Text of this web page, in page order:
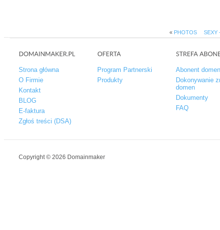
« PHOTOS SEXY
Strona główna
O Firmie
Kontakt
BLOG
E-faktura
Zgłoś treści (DSA)
Program Partnerski
Produkty
Abonent
Dokonywanie
domen
Dokumenty
FAQ
Copyright © 2026 Domainmaker